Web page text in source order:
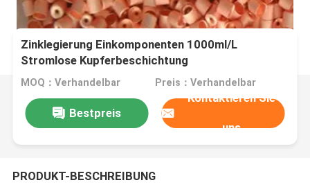
Zinklegierung Einkomponenten 1000ml/L
Stromlose Kupferbeschichtung
MOQ：Verhandelbar Preis：Verhandelbar
Bestpreis
Kontaktieren Sie
uns
PRODUKT-BESCHREIBUNG